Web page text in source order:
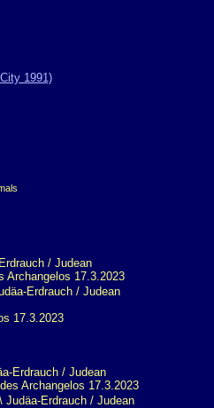
Erdrauch / Judean
17.3.2023
Judäa-Erdrauch / Judean